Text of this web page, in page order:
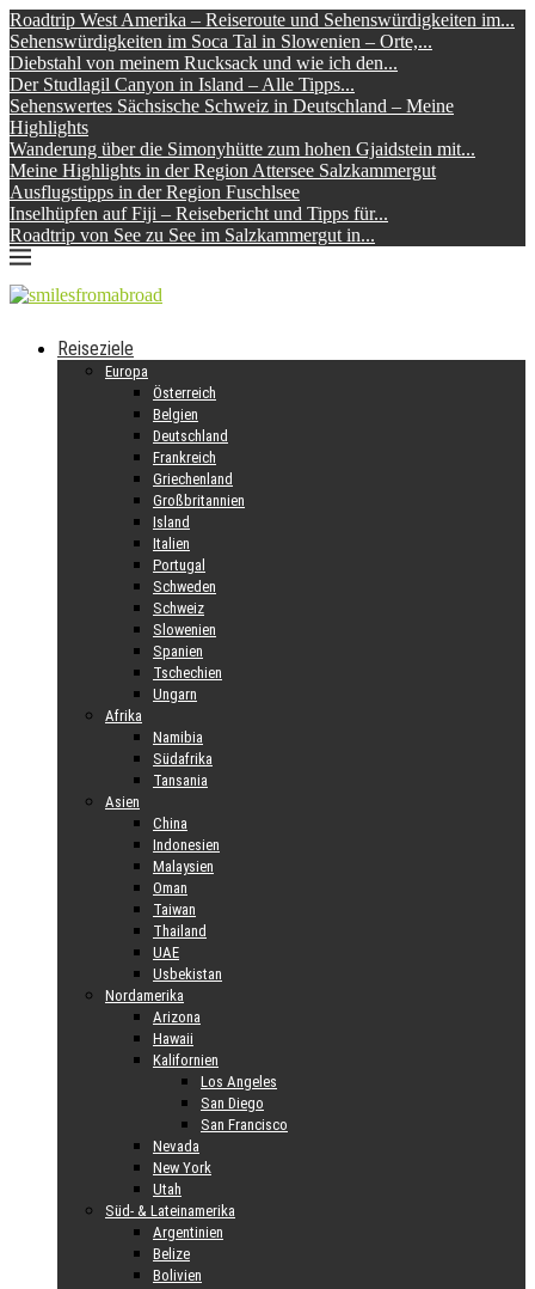
Roadtrip West Amerika – Reiseroute und Sehenswürdigkeiten im...
Sehenswürdigkeiten im Soca Tal in Slowenien – Orte,...
Diebstahl von meinem Rucksack und wie ich den...
Der Studlagil Canyon in Island – Alle Tipps...
Sehenswertes Sächsische Schweiz in Deutschland – Meine
Highlights
Wanderung über die Simonyhütte zum hohen Gjaidstein mit...
Meine Highlights in der Region Attersee Salzkammergut
Ausflugstipps in der Region Fuschlsee
Inselhüpfen auf Fiji – Reisebericht und Tipps für...
Roadtrip von See zu See im Salzkammergut in...
Reiseziele
Europa
Österreich
Belgien
Deutschland
Frankreich
Griechenland
Großbritannien
Island
Italien
Portugal
Schweden
Schweiz
Slowenien
Spanien
Tschechien
Ungarn
Afrika
Namibia
Südafrika
Tansania
Asien
China
Indonesien
Malaysien
Oman
Taiwan
Thailand
UAE
Usbekistan
Nordamerika
Arizona
Hawaii
Kalifornien
Los Angeles
San Diego
San Francisco
Nevada
New York
Utah
Süd- & Lateinamerika
Argentinien
Belize
Bolivien